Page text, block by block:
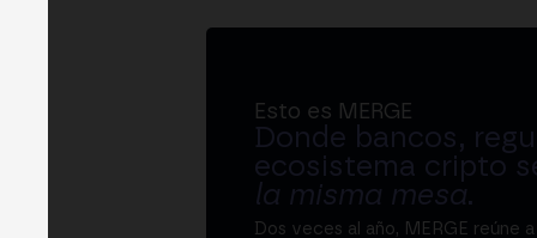
Esto es MERGE
Donde bancos,
ecosistema cripto
la misma mesa.
Dos veces al año, MERGE reúne